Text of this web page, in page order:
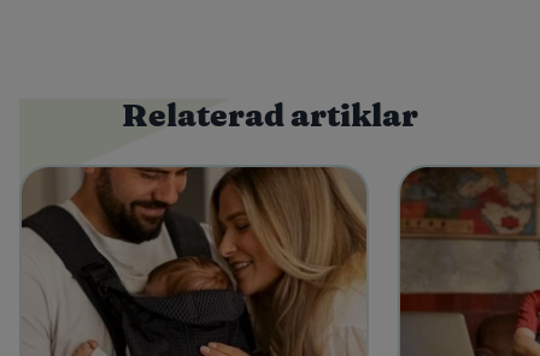
Relaterad artiklar